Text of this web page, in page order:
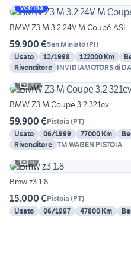
Vetrina
BMW Z3 M 3.2 24V M Coupé ASI
59.900 €San Miniato(PI)
Usato
12/1998 122000 Km
Rivenditore INVIDIAMOTORS di
15
BMW Z3 M Coupe 3.2 321cv
59.900 €Pistoia (PT)
Usato
06/1999 77000 Km
Rivenditore TM WAGEN PISTOIA
6
Bmw z3 1.8
15.000 €Pistoia (PT)
Usato
06/1997 47800 Km